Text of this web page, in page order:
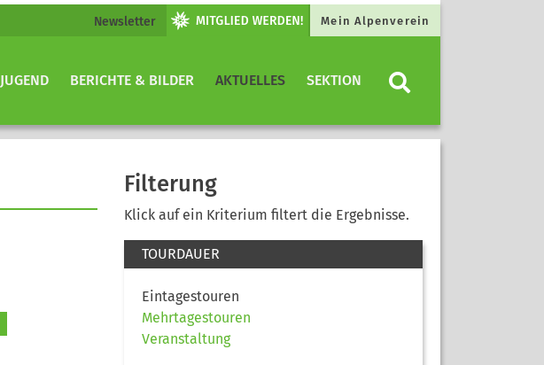
Newsletter Mein Alpenverein
JUGEND BERICHTE & BILDER AKTUELLES SEKTION
Filterung
Klick auf ein Kriterium filtert die Ergebnisse.
TOURDAUER
Eintagestouren
Mehrtagestouren
Veranstaltung